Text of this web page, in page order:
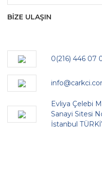
BİZE ULAŞIN
0(216) 446 07
Evliya Çelebi
Sanayi Sitesi
İstanbul